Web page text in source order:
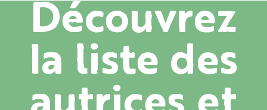
Découvrez
la liste des